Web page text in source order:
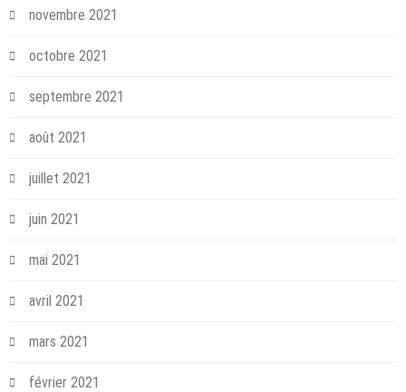
novembre 2021
octobre 2021
septembre 2021
août 2021
juillet 2021
juin 2021
mai 2021
avril 2021
mars 2021
février 2021